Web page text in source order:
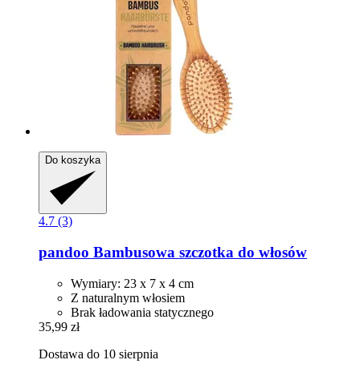
Do koszyka
4.7 (3)
pandoo Bambusowa szczotka do włosów
Wymiary: 23 x 7 x 4 cm
Z naturalnym włosiem
Brak ładowania statycznego
35,99 zł
Dostawa do 10 sierpnia